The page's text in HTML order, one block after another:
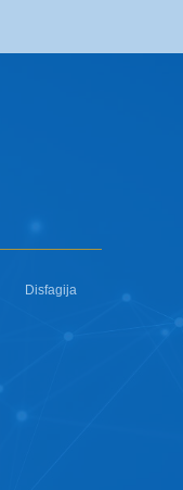
Disfagija